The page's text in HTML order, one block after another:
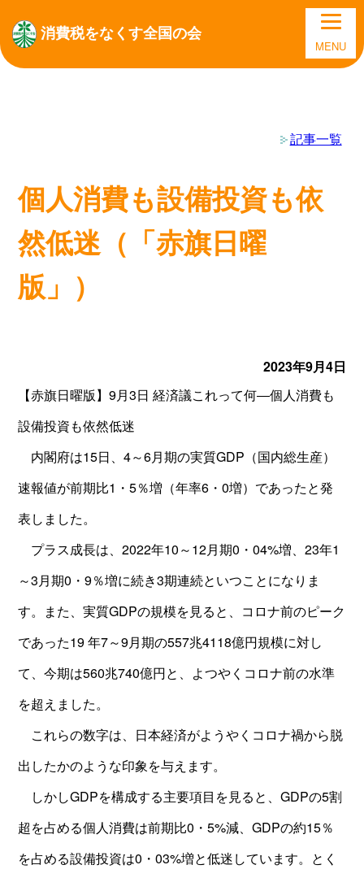
消費税をなくす全国の会
MENU
記事一覧
個人消費も設備投資も依
然低迷（「赤旗日曜
版」）
2023年9月4日
【赤旗日曜版】9月3日 経済議これって何―個人消費も
設備投資も依然低迷
内閣府は15日、4～6月期の実質GDP（国内総生産）
速報値が前期比1・5％増（年率6・0増）であったと発
表しました。
プラス成長は、2022年10～12月期0・04%増、23年1
～3月期0・9％増に続き3期連続といつことになりま
す。また、実質GDPの規模を見ると、コロナ前のピーク
であった19 年7～9月期の557兆4118億円規模に対し
て、今期は560兆740億円と、よつやくコロナ前の水準
を超えました。
これらの数字は、日本経済がようやくコロナ禍から脱
出したかのような印象を与えます。
しかしGDPを構成する主要項目を見ると、GDPの5割
超を占める個人消費は前期比0・5%減、GDPの約15％
を占める設備投資は0・03%増と低迷しています。とく